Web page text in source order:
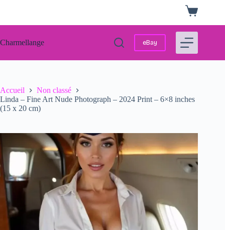
Panier
d’achat
Charmellange eBay
Accueil
Non classé
Linda – Fine Art Nude Photograph – 2024 Print – 6×8 inches
(15 x 20 cm)